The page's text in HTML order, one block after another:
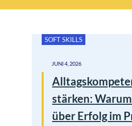
SOFT SKILLS
JUNI 4, 2026
stärken:
über Erfolg im